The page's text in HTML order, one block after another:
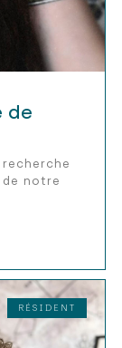
de
notre
RÉSIDENT